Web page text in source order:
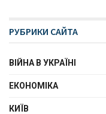
РУБРИКИ САЙТА
ВІЙНА В УКРАЇНІ
ЕКОНОМІКА
КИЇВ